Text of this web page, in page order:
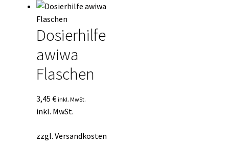
Dosierhilfe
awiwa
Flaschen
3,45 € inkl. MwSt.
inkl. MwSt.
zzgl. Versandkosten